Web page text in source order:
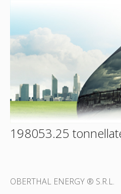
198053.25
OBERTHAL ENERGY ® S.R.L.